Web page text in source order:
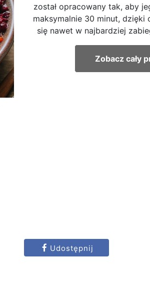
został opracowany tak, aby
maksymalnie 30 minut, dzięki
się nawet w najbardziej
Zobacz cały
Udostępnij